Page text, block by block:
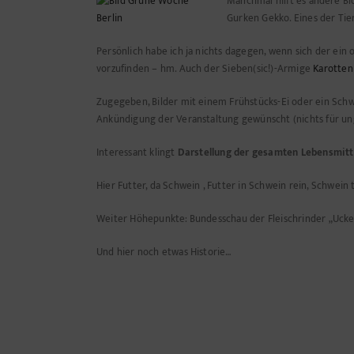
Gurken Gekko. Eines der
Persönlich habe ich ja nichts dagegen, wenn sich der
vorzufinden – hm. Auch der Sieben(sic!)-Armige
Zugegeben, Bilder mit einem Frühstücks-Ei oder ein
Ankündigung der Veranstaltung gewünscht (nichts für
Interessant klingt Darstellung der gesamten
Hier Futter, da Schwein , Futter in Schwein rein,
Weiter Höhepunkte: Bundesschau der Fleischrinder
Und hier noch etwas Historie…